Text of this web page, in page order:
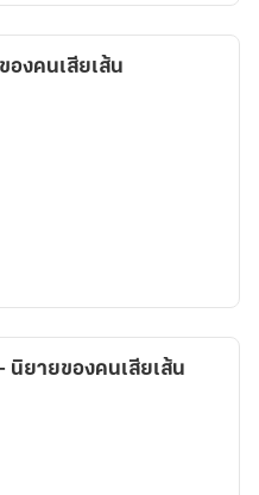
องคนเสียเส้น
ยายของคนเสียเส้น